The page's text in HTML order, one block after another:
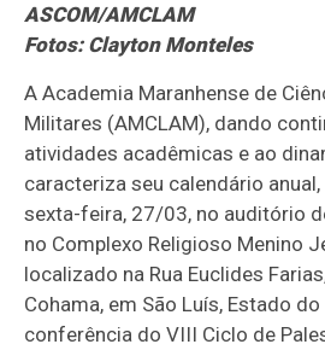
ASCOM/AMCLAM
Fotos: Clayton Monteles
A Academia Maranhense de
Militares (AMCLAM), dando
atividades acadêmicas e ao
caracteriza seu calendário anual,
sexta-feira, 27/03, no auditório
no Complexo Religioso Menino
localizado na Rua Euclides
Cohama, em São Luís, Estado
conferência do VIII Ciclo de